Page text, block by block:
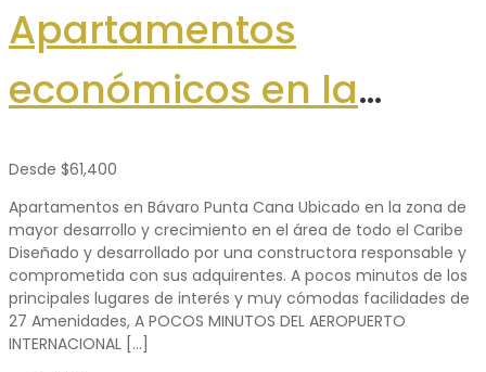
Apartamentos
económicos en la
Avenida Barceló (Punta
Cana)
Desde $61,400
Apartamentos en Bávaro Punta Cana Ubicado en la zona de
mayor desarrollo y crecimiento en el área de todo el Caribe
Diseñado y desarrollado por una constructora responsable y
comprometida con sus adquirentes. A pocos minutos de los
principales lugares de interés y muy cómodas facilidades de
27 Amenidades, A POCOS MINUTOS DEL AEROPUERTO
INTERNACIONAL […]